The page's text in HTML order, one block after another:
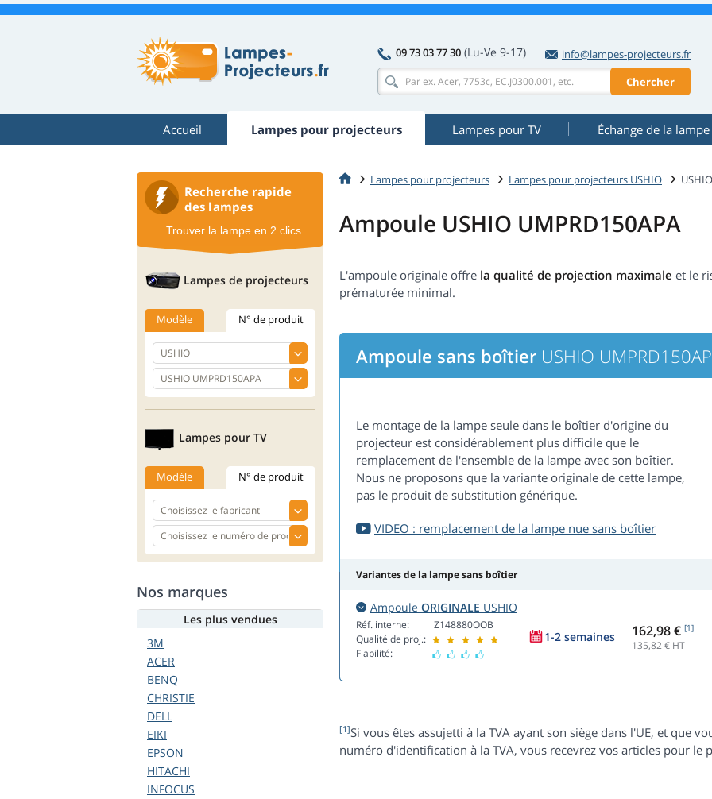
09 73 03 77 30 (Lu-Ve 9-17)
info@lampes-projecteurs.fr
Chercher
Accueil Lampes pour projecteurs Lampes pour TV Échange de la lampe
Lampes pour projecteurs Lampes pour projecteurs USHIO
Ampoule USHIO UMPRD150APA
L'ampoule originale offre la qualité de projection maximale et le
prématurée minimal.
Ampoule sans boîtier USHIO
Le montage de la lampe seule dans le boîtier d'origine du
projecteur est considérablement plus difficile que le
remplacement de l'ensemble de la lampe avec son boîtier.
Nous ne proposons que la variante originale de cette lampe,
pas le produit de substitution générique.
VIDEO : remplacement de la lampe nue sans boîtier
Variantes de la lampe sans boîtier
Ampoule ORIGINALE USHIO
Réf. interne:
Qualité de proj.:
Fiabilité:
Z148880OOB
1-2 semaines 162,98 € [1]
135,82€ HT
[1]Si vous êtes assujetti à la TVA ayant son siège dans l'UE, et que
numéro d'identification à la TVA, vous recevrez vos articles pour le
Recherche rapide
des lampes
Trouver la lampe en 2 clics
Lampes de projecteurs
Modèle N° de produit
Lampes pour TV
Modèle N° de produit
Nos marques
Les plus vendues
3M
ACER
BENQ
CHRISTIE
DELL
EIKI
EPSON
HITACHI
INFOCUS